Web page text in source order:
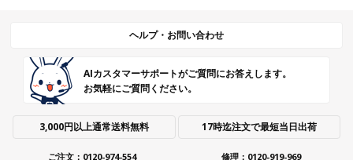
ヘルプ・お問い合わせ
AIカスタマーサポートがご質問にお答えします。
お気軽にご質問ください。
3,000円以上通常送料無料 17時迄注文で最短当日出荷
ご注文：0120-974-554 修理：0120-919-969